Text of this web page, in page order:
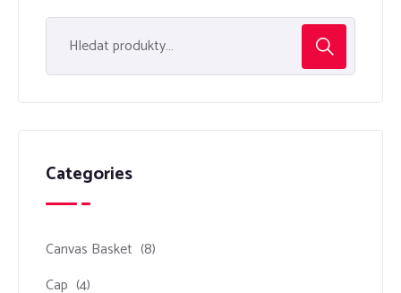
Categories
Canvas Basket (8)
Cap (4)